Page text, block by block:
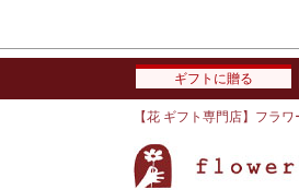
ギフトに贈る
【花 ギフト専門店】フラ